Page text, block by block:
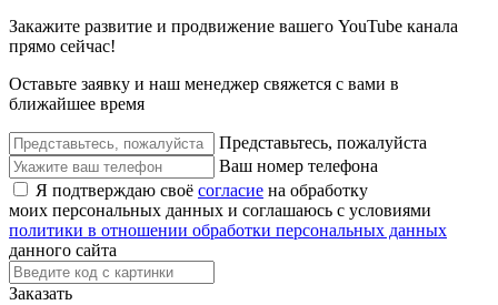
Закажите развитие и продвижение вашего YouTube канала
прямо сейчас!
Оставьте заявку и наш менеджер свяжется с вами в
ближайшее время
Представьтесь, пожалуйста
Ваш номер телефона
Я подтверждаю своё согласие на обработку
моих персональных данных и соглашаюсь с условиями
политики в отношении обработки персональных данных
данного сайта
Заказать